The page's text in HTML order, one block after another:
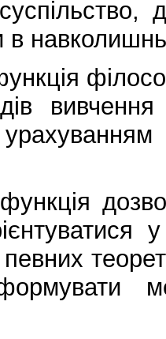
в
певних